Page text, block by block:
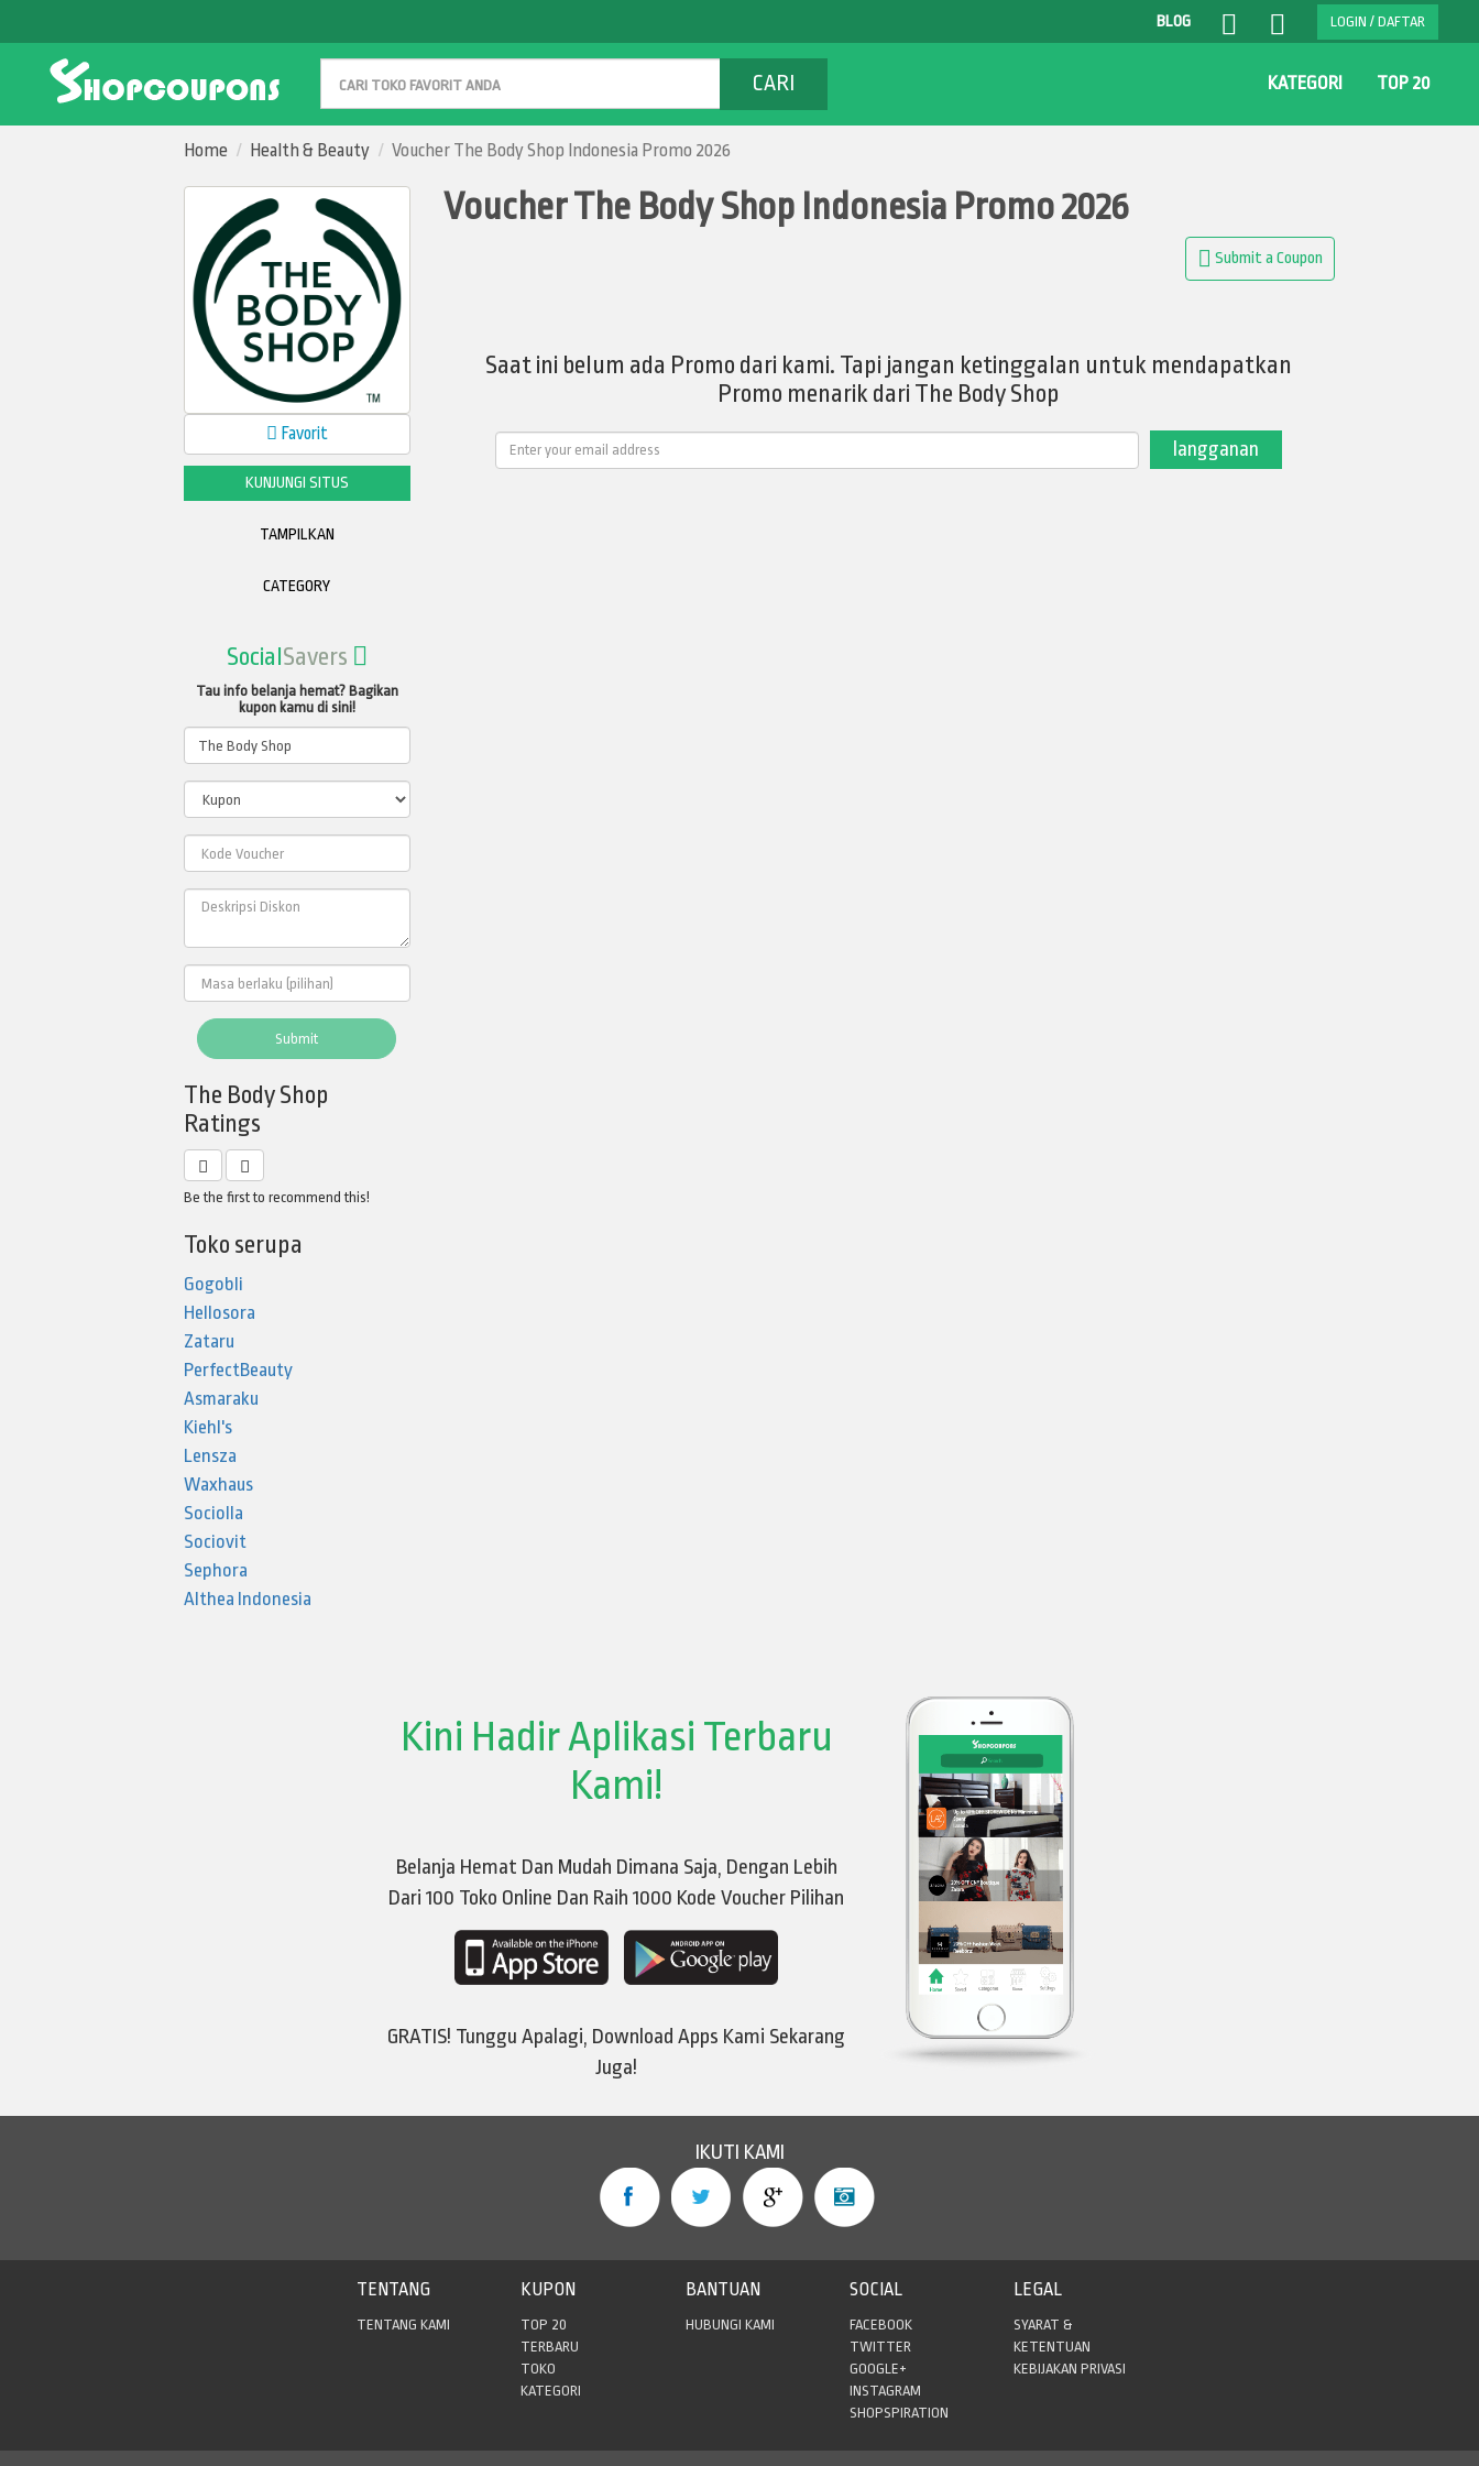
BLOG LOGIN / DAFTAR
CARI KATEGORI TOP 20
Home Health & Beauty Voucher The Body Shop Indonesia Promo 2026
Favorit
KUNJUNGI SITUS
TAMPILKAN
CATEGORY
SocialSavers
Tau info belanja hemat? Bagikan
kupon kamu di sini!
Submit
The Body Shop
Ratings
Be the first to recommend this!
Toko serupa
Gogobli
Hellosora
Zataru
PerfectBeauty
Asmaraku
Kiehl's
Lensza
Waxhaus
Sociolla
Sociovit
Sephora
Althea Indonesia
Voucher The Body Shop Indonesia Promo 2026
Submit a Coupon
Saat ini belum ada Promo dari kami. Tapi jangan ketinggalan untuk mendapatkan
Promo menarik dari The Body Shop
Email
Kini Hadir Aplikasi Terbaru
Kami!
Belanja Hemat Dan Mudah Dimana Saja, Dengan Lebih
Dari 100 Toko Online Dan Raih 1000 Kode Voucher Pilihan
GRATIS! Tunggu Apalagi, Download Apps Kami Sekarang
Juga!
IKUTI KAMI
TENTANG
TENTANG KAMI
KUPON
TOP 20
TERBARU
TOKO
KATEGORI
BANTUAN
HUBUNGI KAMI
SOCIAL
FACEBOOK
TWITTER
GOOGLE+
INSTAGRAM
SHOPSPIRATION
LEGAL
SYARAT &
KETENTUAN
KEBIJAKAN PRIVASI